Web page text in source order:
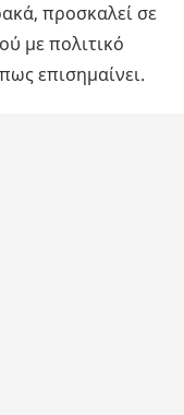
προσκαλεί σε
με πολιτικό
επισημαίνει.